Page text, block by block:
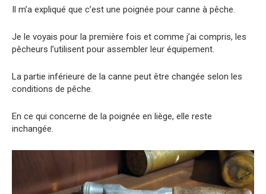
Il m’a expliqué que c’est une poignée pour canne à pêche.
Je le voyais pour la première fois et comme j’ai compris, les
pêcheurs l’utilisent pour assembler leur équipement.
La partie inférieure de la canne peut être changée selon les
conditions de pêche.
En ce qui concerne de la poignée en liège, elle reste
inchangée.